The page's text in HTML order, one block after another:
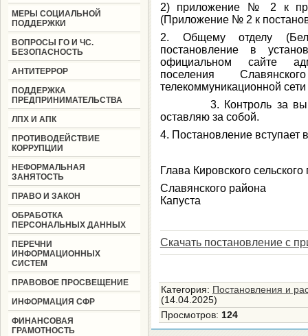
МЕРЫ СОЦИАЛЬНОЙ
ПОДДЕРЖКИ
ВОПРОСЫ ГО И ЧС.
БЕЗОПАСНОСТЬ
АНТИТЕРРОР
ПОДДЕРЖКА
ПРЕДПРИНИМАТЕЛЬСТВА
ЛПХ И АПК
ПРОТИВОДЕЙСТВИЕ
КОРРУПЦИИ
НЕФОРМАЛЬНАЯ
ЗАНЯТОСТЬ
ПРАВО И ЗАКОН
ОБРАБОТКА
ПЕРСОНАЛЬНЫХ ДАННЫХ
ПЕРЕЧНИ
ИНФОРМАЦИОННЫХ
СИСТЕМ
ПРАВОВОЕ ПРОСВЕЩЕНИЕ
ИНФОРМАЦИЯ СФР
ФИНАНСОВАЯ
ГРАМОТНОСТЬ
2) приложение № 2 к
(Приложение № 2 к
2. Общему отделу
постановление в
официальном сайте
поселения
телекоммуникационной
3. Контроль за
оставляю за собой.
4. Постановление вступает
Глава Кировского
Капуста
Скачать постановление с
Категория: Постановления и
(14.04.2025)
Просмотров: 124